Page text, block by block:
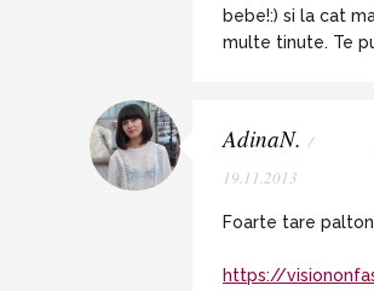
bebe!:) si la cat
multe tinute. Te
AdinaN. /
19.11.2013
Foarte tare
https://